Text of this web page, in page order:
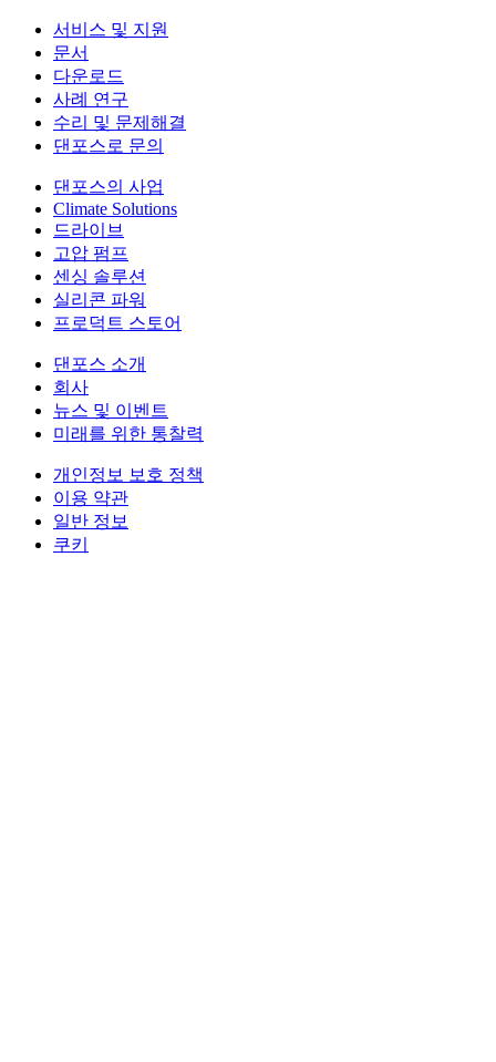
서비스 및 지원
문서
다운로드
사례 연구
수리 및 문제해결
댄포스로 문의
댄포스의 사업
Climate Solutions
드라이브
고압 펌프
센싱 솔루션
실리콘 파워
프로덕트 스토어
댄포스 소개
회사
뉴스 및 이벤트
미래를 위한 통찰력
개인정보 보호 정책
이용 약관
일반 정보
쿠키